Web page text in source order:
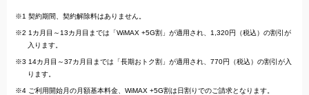
※1 契約期間、契約解除料はありません。
※2 1カ月目～13カ月目までは「WiMAX +5G割」が適用され、1,320円（税込）の割引が
入ります。
※3 14カ月目～37カ月目までは「長期おトク割」が適用され、770円（税込）の割引が入
ります。
※4 ご利用開始月の月額基本料金、WiMAX +5G割は日割りでのご請求となります。